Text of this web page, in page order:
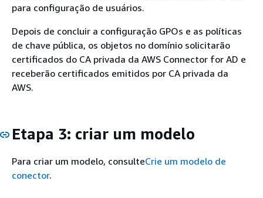
para configuração de usuários.
Depois de concluir a configuração GPOs e as políticas
de chave pública, os objetos no domínio solicitarão
certificados do CA privada da AWS Connector for AD e
receberão certificados emitidos por CA privada da
AWS.
Etapa 3: criar um modelo
Para criar um modelo, consulteCrie um modelo de
conector.